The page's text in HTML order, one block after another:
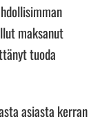
maksanut
tuoda
asiasta kerran